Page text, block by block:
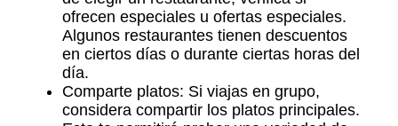
ofrecen especiales u ofertas especiales.
Algunos restaurantes tienen descuentos
en ciertos días o durante ciertas horas del
día.
Comparte platos: Si viajas en grupo,
considera compartir los platos principales.